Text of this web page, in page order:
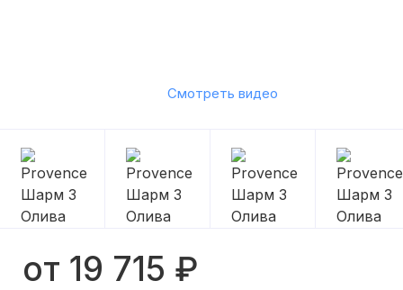
Смотреть видео
от 19 715 ₽